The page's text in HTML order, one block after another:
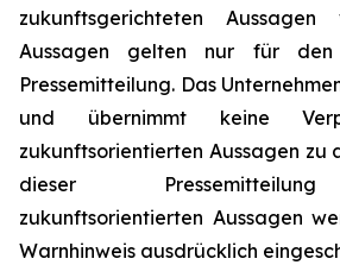
zukunftsgerichteten Aussagen
Aussagen gelten nur für den
Pressemitteilung. Das
und übernimmt keine
zukunftsorientierten Aussagen zu
dieser
zukunftsorientierten Aussagen
Warnhinweis ausdrücklich